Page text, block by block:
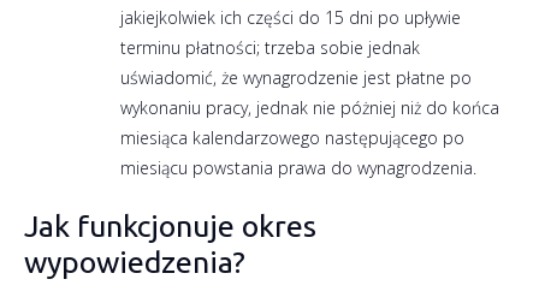
jakiejkolwiek ich części do 15 dni po upływie
terminu płatności; trzeba sobie jednak
uświadomić, że wynagrodzenie jest płatne po
wykonaniu pracy, jednak nie póżniej niż do końca
miesiąca kalendarzowego następującego po
miesiącu powstania prawa do wynagrodzenia.
Jak funkcjonuje okres
wypowiedzenia?